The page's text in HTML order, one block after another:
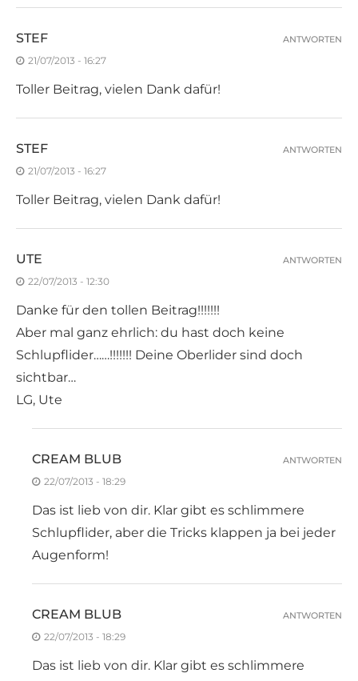
STEF
21/07/2013 - 16:27
Toller Beitrag, vielen Dank dafür!
ANTWORTEN
STEF
21/07/2013 - 16:27
Toller Beitrag, vielen Dank dafür!
ANTWORTEN
UTE
22/07/2013 - 12:30
Danke für den tollen Beitrag!!!!!!!
Aber mal ganz ehrlich: du hast doch keine
Schlupflider……!!!!!!! Deine Oberlider sind doch
sichtbar…
LG, Ute
ANTWORTEN
CREAM BLUB
22/07/2013 - 18:29
Das ist lieb von dir. Klar gibt es schlimmere
Schlupflider, aber die Tricks klappen ja bei jeder
Augenform!
ANTWORTEN
CREAM BLUB
22/07/2013 - 18:29
Das ist lieb von dir. Klar gibt es schlimmere
ANTWORTEN